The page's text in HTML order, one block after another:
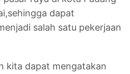
dapat
salah satu pekerjaan
kita dapat mengatakan